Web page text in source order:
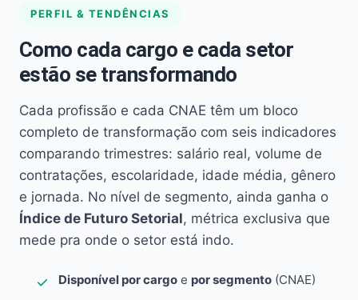
PERFIL & TENDÊNCIAS
Como cada cargo e cada setor
estão se transformando
Cada profissão e cada CNAE têm um bloco
completo de transformação com seis indicadores
comparando trimestres: salário real, volume de
contratações, escolaridade, idade média, gênero
e jornada. No nível de segmento, ainda ganha o
Índice de Futuro Setorial, métrica exclusiva que
mede pra onde o setor está indo.
Disponível por cargo e por segmento (CNAE)